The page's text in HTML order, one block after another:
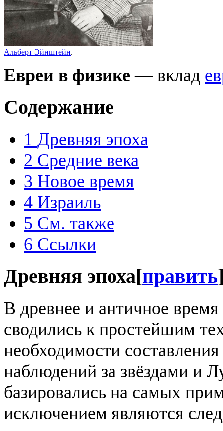
Альберт Эйнштейн.
Евреи в физике — вклад
Содержание
1 Древняя эпоха
2 Средние века
3 Новое время
4 Израиль
5 См. также
6 Ссылки
Древняя эпоха[править
В древнее и античное
сводились к простейшим
необходимости
наблюдений за звёздами и
базировались на самых
исключением являются